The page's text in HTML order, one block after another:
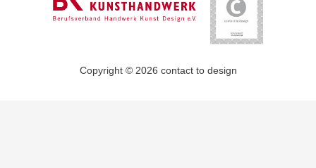
Copyright © 2026 contact to design